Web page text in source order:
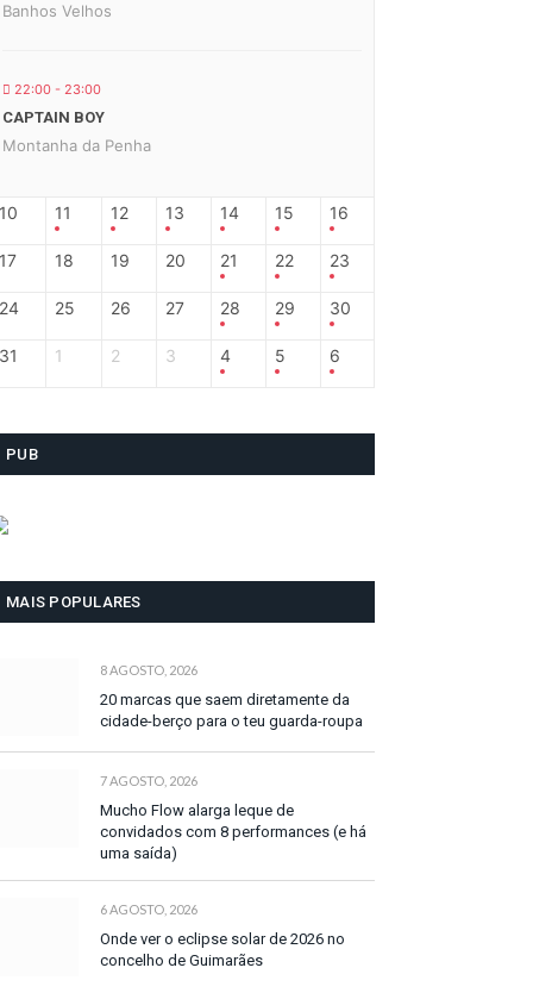
Banhos Velhos
22:00 - 23:00
CAPTAIN BOY
Montanha da Penha
10 11 12 13 14 15 16
17 18 19 20 21 22 23
24 25 26 27 28 29 30
31 1 2 3 4 5 6
PUB
MAIS POPULARES
8 AGOSTO, 2026
20 marcas que saem diretamente da
cidade-berço para o teu guarda-roupa
7 AGOSTO, 2026
Mucho Flow alarga leque de
convidados com 8 performances (e há
uma saída)
6 AGOSTO, 2026
Onde ver o eclipse solar de 2026 no
concelho de Guimarães